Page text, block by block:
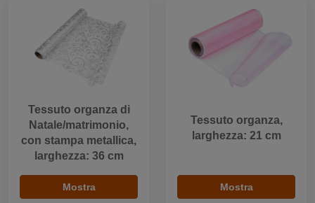
Tessuto organza di
Natale/matrimonio,
con stampa metallica,
larghezza: 36 cm
Mostra
Tessuto organza,
larghezza: 21 cm
Mostra